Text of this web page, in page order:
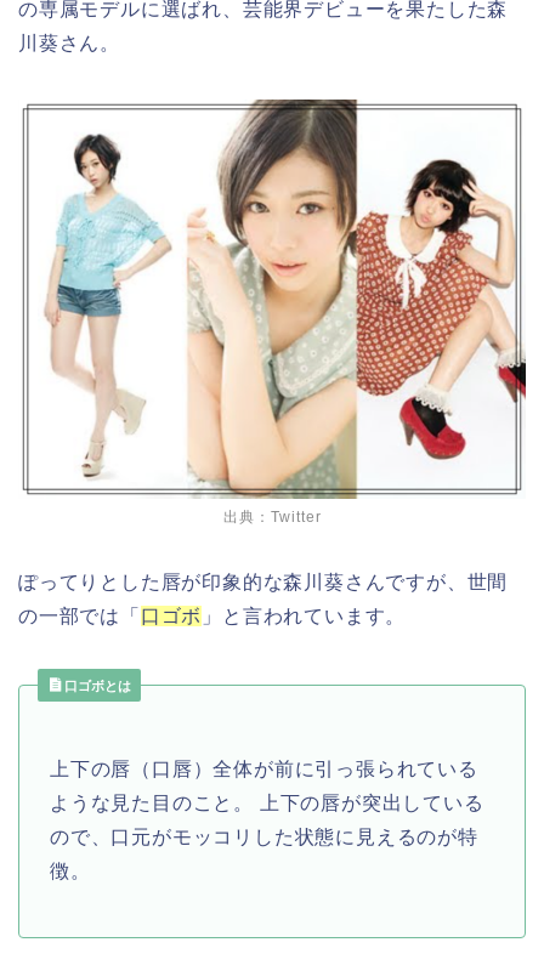
の専属モデルに選ばれ、芸能界デビューを果たした森
川葵さん。
出典：Twitter
ぽってりとした唇が印象的な森川葵さんですが、世間
の一部では「 口ゴボ 」と言われています。
口ゴボとは
上下の唇（口唇）全体が前に引っ張られている
ような見た目のこと。 上下の唇が突出している
ので、口元がモッコリした状態に見えるのが特
徴。